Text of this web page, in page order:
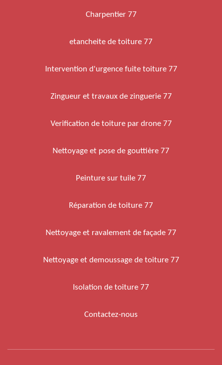
Charpentier 77
etancheite de toiture 77
Intervention d'urgence fuite toiture 77
Zingueur et travaux de zinguerie 77
Verification de toiture par drone 77
Nettoyage et pose de gouttière 77
Peinture sur tuile 77
Réparation de toiture 77
Nettoyage et ravalement de façade 77
Nettoyage et demoussage de toiture 77
Isolation de toiture 77
Contactez-nous